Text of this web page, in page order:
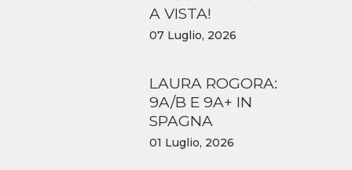
A VISTA!
07 Luglio, 2026
LAURA ROGORA:
9A/B E 9A+ IN
SPAGNA
01 Luglio, 2026